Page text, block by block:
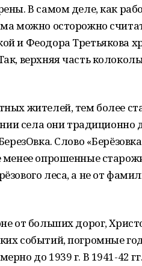
В самом деле, как
можно осторожно
и Феодора Третьякова
верхняя часть
жителей, тем более
села они
Слово
опрошенные
леса, а не от
от больших дорог,
событий, погромные
до 1939 г. В 1941-42